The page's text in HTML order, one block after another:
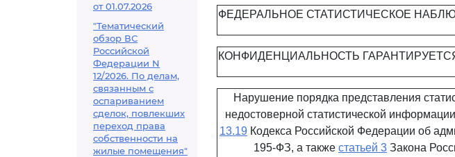
от 01.07.2026
"Тематический
обзор ВС
Российской
Федерации N
12/2026. По делам,
связанным с
оспариванием
сделок, повлекших
переход права
собственности на
жилые помещения"
ФЕДЕРАЛЬНОЕ СТАТИСТИЧЕСКОЕ
КОНФИДЕНЦИАЛЬНОСТЬ
Нарушение порядка представления
недостоверной статистической
13.19 Кодекса Российской Федерации об
195-ФЗ, а также статьей 3 Закона